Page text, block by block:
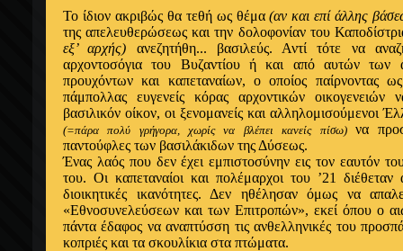
Το ίδιον ακριβώς θα τεθή ως θέμα(αν και επί άλλης
της απελευθερώσεως και την δολοφονίαν του
εξ’ αρχής) ανεζητήθη... βασιλεύς. Αντί τότε να
αρχοντοσόγια του Βυζαντίου ή και από αυτών των
προυχόντων και καπεταναίων, ο οποίος παίρνοντας
πάμπολλας ευγενείς κόρας αρχοντικών οικογενειών
βασιλικόν οίκον, οι ξενομανείς και αλληλομισούμενοι
(=πάρα πολύ γρήγορα, χωρίς να βλέπει κανείς πίσω) να
παντούφλες των βασιλάκιδων της Δύσεως.
Ένας λαός που δεν έχει εμπιστοσύνην εις τον εαυτόν του
του. Οι καπεταναίοι και πολέμαρχοι του ’21 διέθεταν
διοικητικές ικανότητες. Δεν ηθέλησαν όμως να
«Εθνοσυνελεύσεων και των Επιτροπών», εκεί όπου ο
πάντα έδαφος να αναπτύσση τις ανθελληνικές του
κοπριές και τα σκουλίκια στα πτώματα.